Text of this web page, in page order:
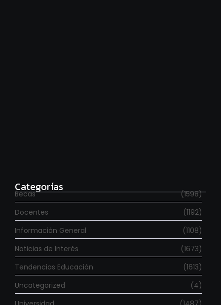
Categorías
Becas
(1598)
Docentes
(1192)
Información General
(1108)
Noticias de Interés
(1673)
Tendencias Educación
(1613)
Uncategorized
(4)